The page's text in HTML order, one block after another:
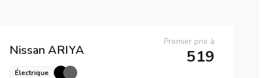
Nissan ARIYA
Premier prix à
519
Électrique